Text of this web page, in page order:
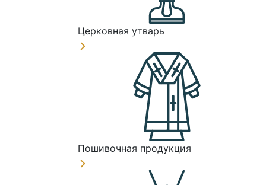
Церковная утварь
Пошивочная продукция